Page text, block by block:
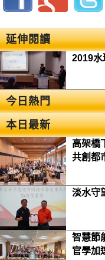
延伸閱讀
2019水
今日熱門
本日最新
高架橋
共創都
淡水守
智慧節
官學加